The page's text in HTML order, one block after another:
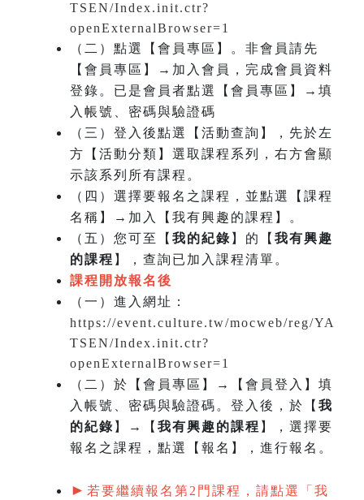
TSEN/Index.init.ctr?
openExternalBrowser=1
（二）點選【會員專區】。非會員請先
【會員專區】→加入會員，完成會員資料
登錄。已是會員者點選【會員專區】→填
入帳號、密碼與驗證碼
（三）登入後點選【活動查詢】，先於左
方【活動分類】選取課程系列，右方會顯
示該系列所有課程。
（四）選擇要報名之課程，並點選【課程
名稱】→加入【我有興趣的課程】。
（五）您可至【 我的紀錄 】的【 我有興趣
的課程 】，查詢已加入課程清單。
課程開放報名後
（一） 進入網址：
https://event.culture.tw/mocweb/reg/YA
TSEN/Index.init.ctr?
openExternalBrowser=1
（二）於【會員專區】→【會員登入】填
入帳號、密碼與驗證碼。登入後，於【 我
的紀錄 】→【 我有興趣的課程 】，選擇要
報名之課程，點選【報名】，進行報名。
► 若要繼續報名第2門課程，請點選「我